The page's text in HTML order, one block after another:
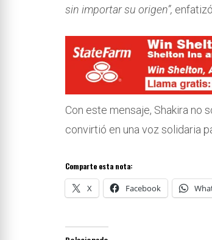
sin importar su origen”, enfatizó.
Con este mensaje, Shakira no
convirtió en una voz solidaria
Comparte esta nota:
X Facebook